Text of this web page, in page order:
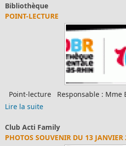
Bibliothèque
POINT-LECTURE
Point-lecture Responsable : Mme
Lire la suite
Club Acti Family
PHOTOS SOUVENIR DU 13 JANVIER